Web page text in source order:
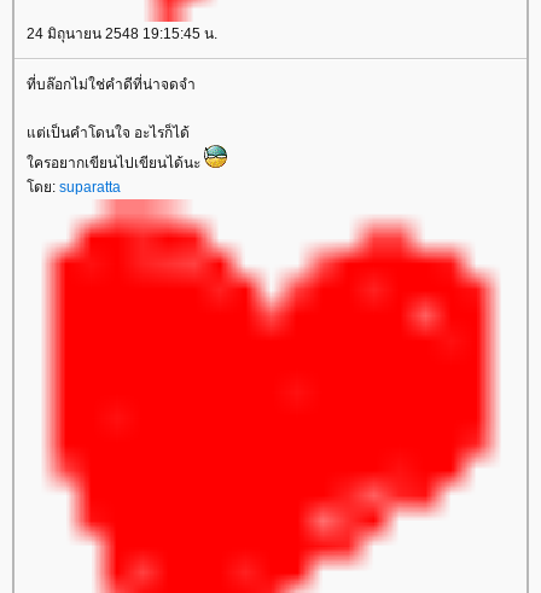
24 มิถุนายน 2548 19:15:45 น.
ที่บล๊อกไม่ใช่คำดีที่น่าจดจำ
ต่เป็นคำโดนใจ อะไรก็ได้
ครอยากเขียนไปเขียนได้นะ
ดย: suparatta